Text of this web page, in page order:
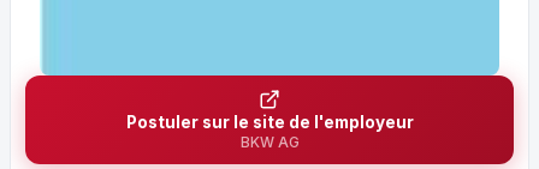
Postuler sur le site de l'employeur
BKW AG